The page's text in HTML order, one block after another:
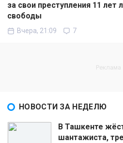
за свои преступления 11 лет
свободы
Вчера, 21:09 7
НОВОСТИ ЗА НЕДЕЛЮ
В Ташкенте
шантажиста,